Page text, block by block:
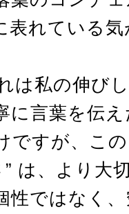
表れている
は私の伸び
に言葉を伝
ですが、こ
は、より大
性ではなく